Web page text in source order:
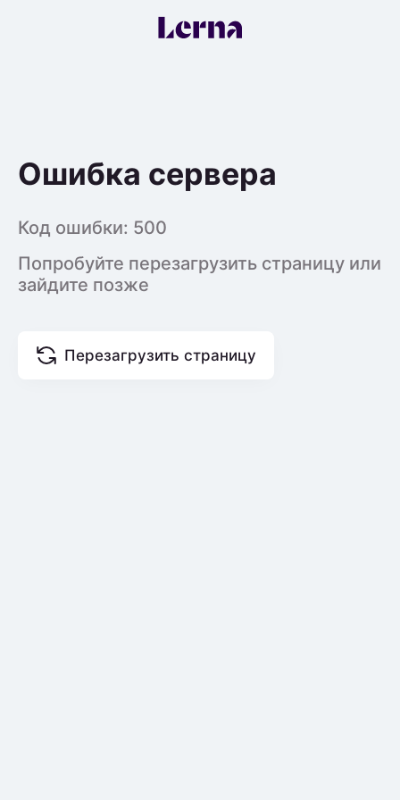
Ошибка сервера
Код ошибки: 500
Попробуйте перезагрузить страницу или
зайдите позже
Перезагрузить страницу